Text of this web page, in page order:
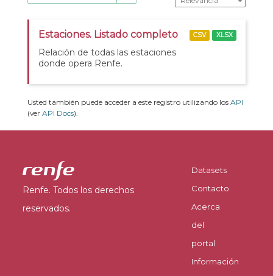
Estaciones. Listado completo
Relación de todas las estaciones
donde opera Renfe.
CSV XLSX
Usted también puede acceder a este registro utilizando los API
(ver API Docs).
Renfe. Todos los derechos
reservados.
Datasets
Contacto
Acerca
del
portal
Información